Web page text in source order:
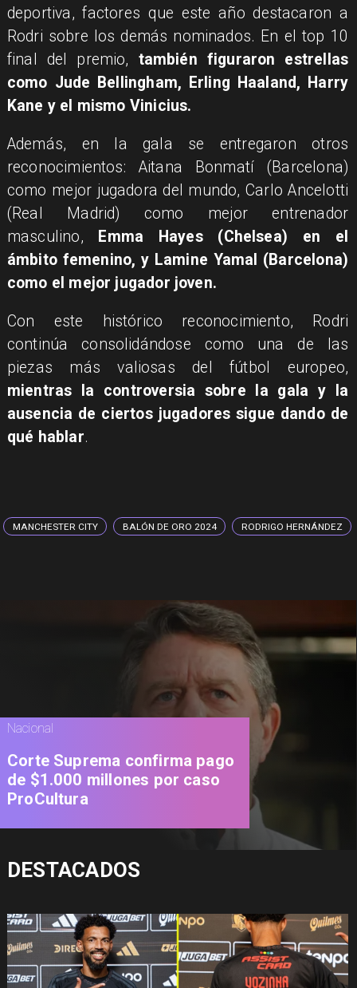
deportiva, factores que este año destacaron a
Rodri sobre los demás nominados. En el top 10
final del premio, también figuraron estrellas
como Jude Bellingham, Erling Haaland, Harry
Kane y el mismo Vinicius.
Además, en la gala se entregaron otros
reconocimientos: Aitana Bonmatí (Barcelona)
como mejor jugadora del mundo, Carlo Ancelotti
(Real Madrid) como mejor entrenador
masculino,
Emma Hayes (Chelsea) en el
ámbito femenino, y Lamine Yamal (Barcelona)
como el mejor jugador joven.
Con este histórico reconocimiento, Rodri
continúa consolidándose como una de las
piezas más valiosas del fútbol europeo,
mientras la controversia sobre la gala y la
ausencia de ciertos jugadores sigue dando de
qué hablar.
MANCHESTER CITY BALÓN DE ORO 2024 RODRIGO HERNÁNDEZ
Nacional
Corte Suprema confirma pago
de $1.000 millones por caso
ProCultura
DESTACADOS